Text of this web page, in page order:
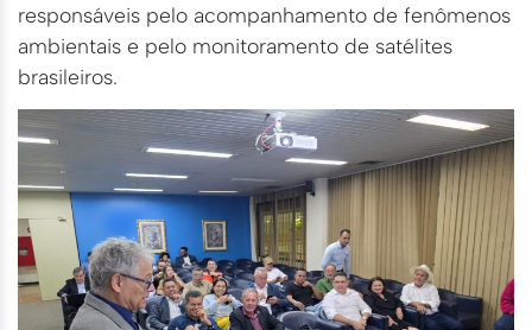
responsáveis pelo acompanhamento de fenômenos
ambientais e pelo monitoramento de satélites
brasileiros.